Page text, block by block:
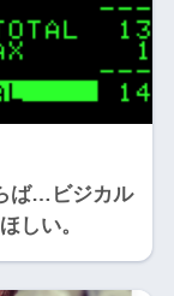
ば…ビジカル
しい。